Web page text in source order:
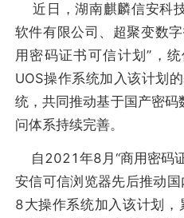
近日，湖南麒麟信安科
软件有限公司、超聚变数
用密码证书可信计划”，
UOS操作系统加入该计划
统，共同推动基于国产密
问体系持续完善。
自2021年8月“商用密码
安信可信浏览器先后推动国
8大操作系统加入该计划